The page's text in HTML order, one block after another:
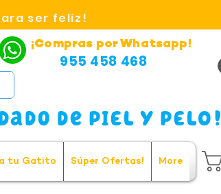
ser feliz!
¡Compras por Whatsapp!
955 458 468
de PIEL Y PELO!
tu Gatito Súper Ofertas! More